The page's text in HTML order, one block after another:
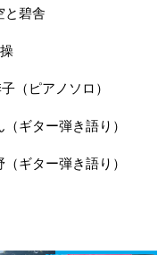
舎
ノソロ）
弾き語り）
弾き語り）